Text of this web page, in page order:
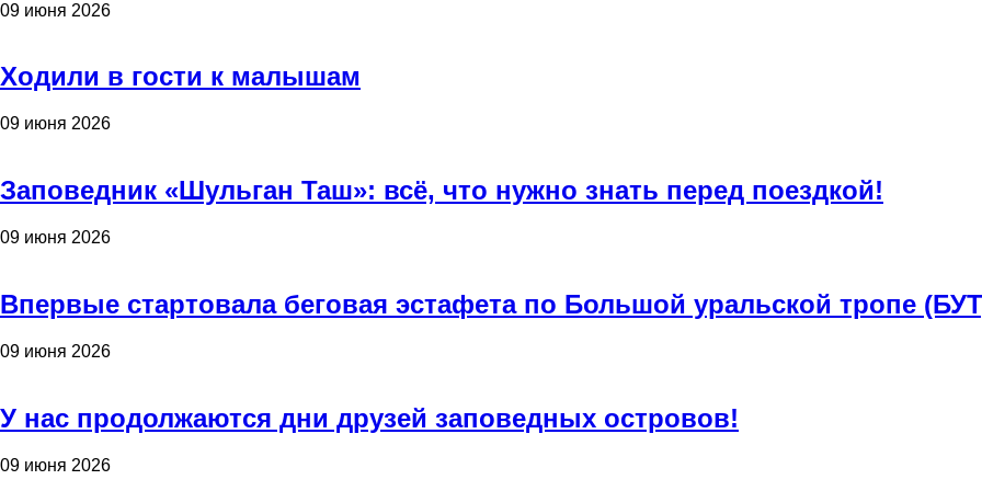
09 июня 2026
Ходили в гости к малышам
09 июня 2026
Заповедник «Шульган Таш»: всё, что нужно знать перед поездкой!
09 июня 2026
Впервые стартовала беговая эстафета по Большой уральской тропе
09 июня 2026
У нас продолжаются дни друзей заповедных островов!
09 июня 2026